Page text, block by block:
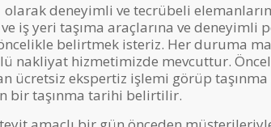
olarak deneyimli ve tecrübeli
iş yeri taşıma araçlarına ve deneyimli
belirtmek isteriz. Her duruma
nakliyat hizmetimizde mevcuttur.
ücretsiz ekspertiz işlemi görüp
bir taşınma tarihi belirtilir.